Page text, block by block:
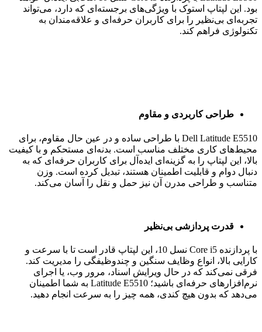
بود. این لپتاپ استوک با ویژگی‌های برجسته‌ای که دارد، می‌تواند
تجربه‌ای بی‌نظیر را برای کاربران حرفه‌ای و علاقه‌مندان به
تکنولوژی فراهم کند.
طراحی کاربردی و مقاوم
Dell Latitude E5510 با طراحی ساده و در عین حال مقاوم، برای
محیط‌های کاری مختلف مناسب است. بدنه‌ای مستحکم و با کیفیت
بالا، این لپتاپ را به گزینه‌ای ایده‌آل برای کاربران حرفه‌ای که به
دنبال دوام و قابلیت اطمینان هستند، تبدیل کرده است. وزن
متناسب و طراحی مدرن آن نیز حمل و نقل را آسان می‌کند.
قدرت پردازشی بی‌نظیر
با پردازنده Core i5 نسل 10، این لپتاپ قادر است تا با سرعت و
کارایی بالا، انواع وظایف سنگین و چندوظیفگی را مدیریت کند.
فرقی نمی‌کند که در حال ویرایش اسناد، مرور وب، یا اجرای
نرم‌افزارهای حرفه‌ای باشید؛ Latitude E5510 به شما اطمینان
می‌دهد که بدون هیچ کندی، همه چیز را به سرعت انجام دهید.